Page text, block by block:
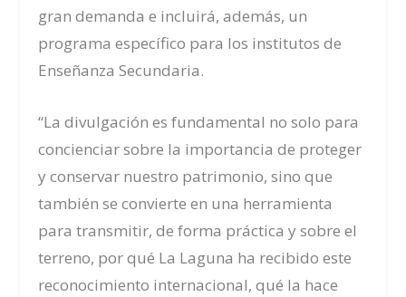
gran demanda e incluirá, además, un
programa específico para los institutos de
Enseñanza Secundaria.
“La divulgación es fundamental no solo para
concienciar sobre la importancia de proteger
y conservar nuestro patrimonio, sino que
también se convierte en una herramienta
para transmitir, de forma práctica y sobre el
terreno, por qué La Laguna ha recibido este
reconocimiento internacional, qué la hace